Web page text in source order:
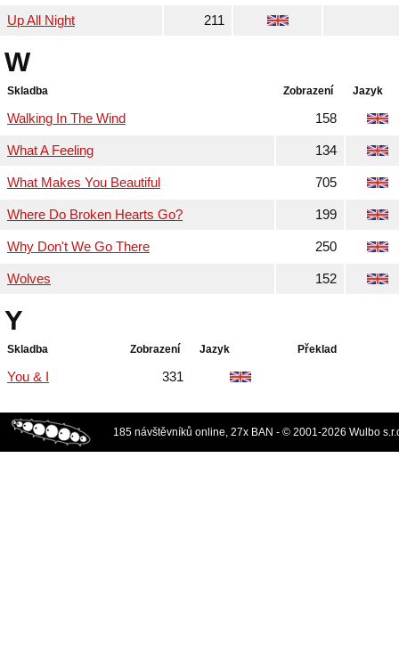
Up All Night 211
W
Skladba Zobrazení Jazyk
Walking In The Wind 158
What A Feeling 134
What Makes You Beautiful 705
Where Do Broken Hearts Go? 199
Why Don't We Go There 250
Wolves 152
Y
Skladba Zobrazení Jazyk Překlad
You & I 331
185 návštěvníků online, 27x BAN - © 2001-2026 Wulbo